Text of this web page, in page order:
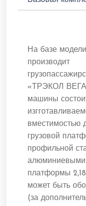
На базе
производит
«ТРЭКОЛ ВЕГА
машины
вместимостью
грузовой
профильной
алюминиевыми
платформы
может быть
(за